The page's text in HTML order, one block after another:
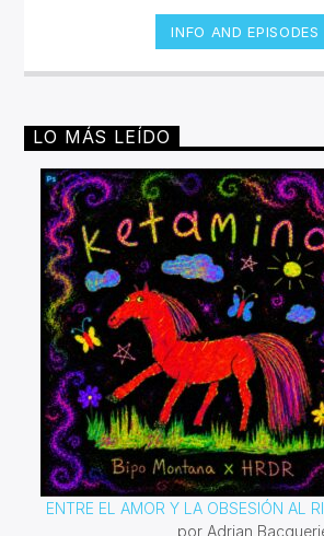
Symphonic Metal, Doom, Stoner, Nu
Speed Metal, Black Metal, Metal
INFO AND EPISODES
LO MÁS LEÍDO
ENTRE EL AMOR Y LA OBSESIÓN AL
por Adrian